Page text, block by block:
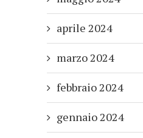
aprile 2024
marzo 2024
febbraio 2024
gennaio 2024